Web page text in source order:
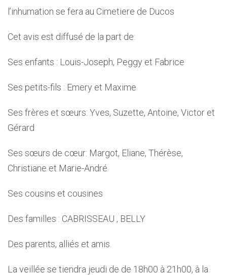
l’inhumation se fera au Cimetiere de Ducos
Cet avis est diffusé de la part de:
Ses enfants : Louis-Joseph, Peggy et Fabrice
Ses petits-fils : Emery et Maxime
Ses frères et sœurs: Yves, Suzette, Antoine, Victor et
Gérard
Ses sœurs de cœur: Margot, Eliane, Thérèse,
Christiane et Marie-André
Ses cousins et cousines
Des familles : CABRISSEAU , BELLY
Des parents, alliés et amis.
La veillée se tiendra jeudi de de 18h00 à 21h00, à la